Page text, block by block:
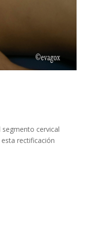
cervical
rectificación